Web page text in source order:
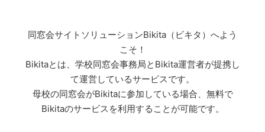
同窓会サイトソリューションBikita（ビキタ）へよう
こそ！
Bikitaとは、学校同窓会事務局とBikita運営者が提携し
て運営しているサービスです。
母校の同窓会がBikitaに参加している場合、無料で
Bikitaのサービスを利用することが可能です。